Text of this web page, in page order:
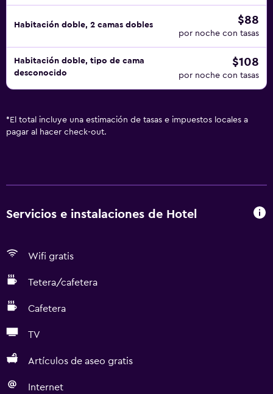
Habitación doble, 2 camas dobles $88
por noche con tasas
Habitación doble, tipo de cama
desconocido
$108
por noche con tasas
* El total incluye una estimación de tasas e impuestos locales a
pagar al hacer check-out.
Servicios e instalaciones de Hotel
Wifi gratis
Tetera/cafetera
Cafetera
TV
Artículos de aseo gratis
Internet